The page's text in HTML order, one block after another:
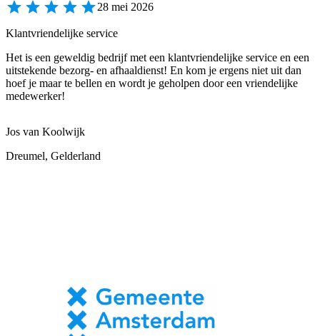
28 mei 2026
Klantvriendelijke service
Het is een geweldig bedrijf met een klantvriendelijke service en een
uitstekende bezorg- en afhaaldienst! En kom je ergens niet uit dan
hoef je maar te bellen en wordt je geholpen door een vriendelijke
medewerker!
Jos van Koolwijk
Dreumel, Gelderland